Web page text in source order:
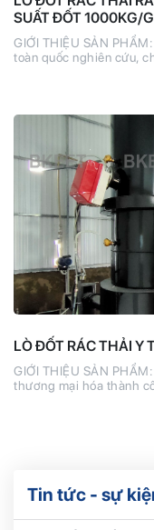
SUẤT ĐỐT 1000KG/
GIỚI THIỆU SẢN
toàn quốc nghiên cứu,
LÒ ĐỐT RÁC THẢI Y
GIỚI THIỆU SẢN
thương mại hóa thành
Tin tức - sự